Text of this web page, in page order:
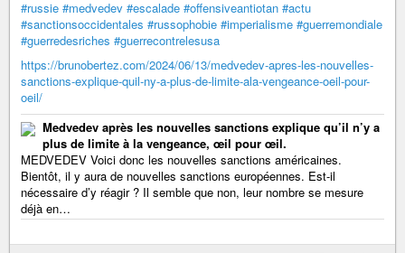
#russie #medvedev #escalade #offensiveantiotan #actu
#sanctionsoccidentales #russophobie #imperialisme #guerremondiale
#guerredesriches #guerrecontrelesusa
https://brunobertez.com/2024/06/13/medvedev-apres-les-nouvelles-
sanctions-explique-quil-ny-a-plus-de-limite-ala-vengeance-oeil-pour-
oeil/
Medvedev après les nouvelles sanctions explique qu’il n’y a
plus de limite à la vengeance, œil pour œil.
MEDVEDEV Voici donc les nouvelles sanctions américaines.
Bientôt, il y aura de nouvelles sanctions européennes. Est-il
nécessaire d’y réagir ? Il semble que non, leur nombre se mesure
déjà en…